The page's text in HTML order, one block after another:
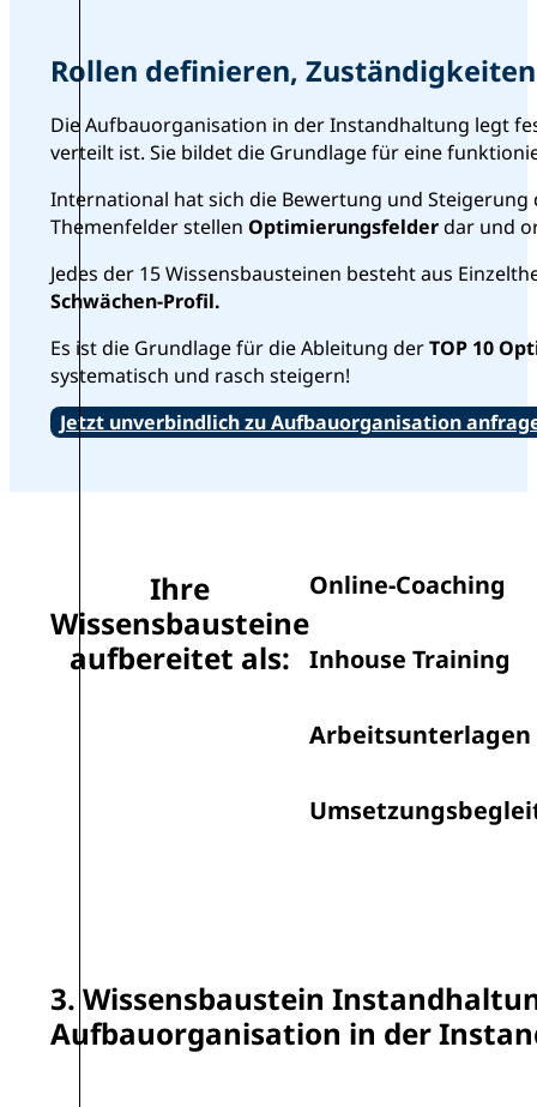
Rollen definieren,
Die Aufbauorganisation in der Instandhaltung legt
verteilt ist. Sie bildet die Grundlage für eine
International hat sich die Bewertung und
Themenfelder stellen Optimierungsfelderdar und
Jedes der 15 Wissensbausteinen besteht aus
Schwächen-Profil.
Es ist die Grundlage für die Ableitung derTOP 10
systematisch und rasch steigern!
Jetzt unverbindlich zu Aufbauorganisation
Ihre
Wissensbausteine
aufbereitet als:
Online-Coaching
Inhouse Training
Arbeitsunterlagen
3. Wissensbaustein
Aufbauorganisation in der